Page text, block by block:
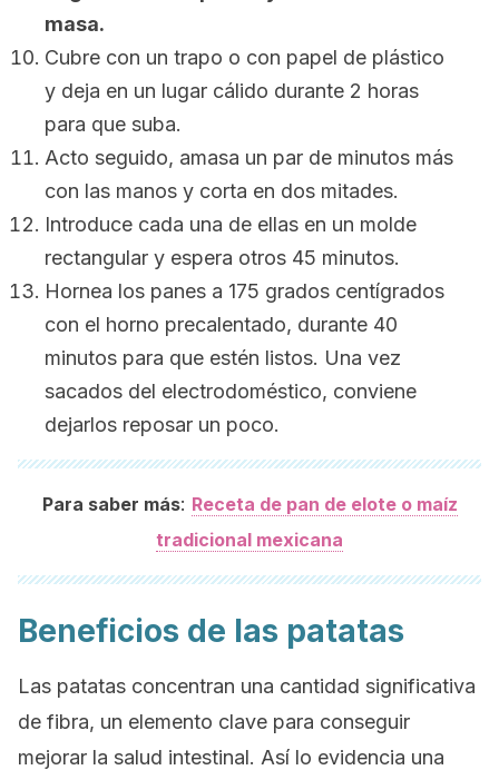
masa.
Cubre con un trapo o con papel de plástico
y deja en un lugar cálido durante 2 horas
para que suba.
Acto seguido, amasa un par de minutos más
con las manos y corta en dos mitades.
Introduce cada una de ellas en un molde
rectangular y espera otros 45 minutos.
Hornea los panes a 175 grados centígrados
con el horno precalentado, durante 40
minutos para que estén listos. Una vez
sacados del electrodoméstico, conviene
dejarlos reposar un poco.
Para saber más: Receta de pan de elote o maíz
tradicional mexicana
Beneficios de las patatas
Las patatas concentran una cantidad significativa
de fibra, un elemento clave para conseguir
mejorar la salud intestinal. Así lo evidencia una